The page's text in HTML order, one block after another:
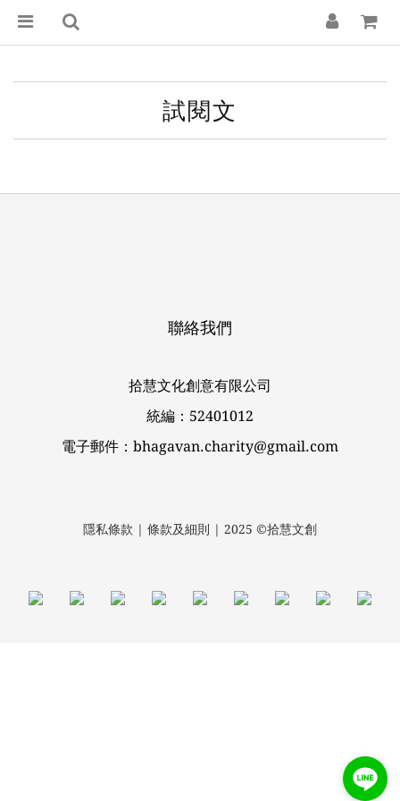
試閱文
聯絡我們
拾慧文化創意有限公司
統編：52401012
電子郵件：bhagavan.charity@gmail.com
隱私條款 | 條款及細則 | 2025 ©拾慧文創